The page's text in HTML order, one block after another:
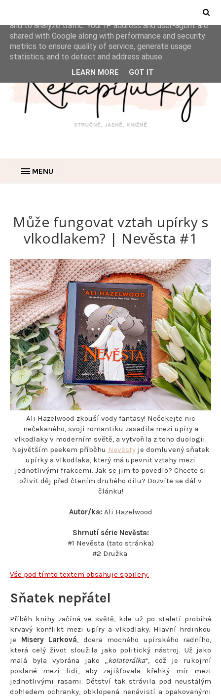
MENU
Může fungovat vztah upírky s
vlkodlakem? | Nevěsta #1
Ali Hazelwood zkouší vody fantasy! Nečekejte nic
nečekaného, svoji romantiku zasadila mezi upíry a
vlkodlaky v moderním světě, a vytvořila z toho duologii.
Největším peekem příběhu Nevěstyje domluvený sňatek
upírky a vlkodlaka, který má upevnit vztahy mezi
jednotlivými frakcemi. Jak se jim to povedlo? Chcete si
oživit děj před čtením druhého dílu? Dozvíte se dál v
článku!
Autor/ka: Ali Hazelwood
Shrnutí série Nevěsta:
#1 Nevěsta (tato stránka)
#2 Družka
Vše pod tímto textem obsahuje spoilery.
Sňatek nepřátel
Příběh knihy začíná ve světě, kde už po staletí probíhá
krvavý konflikt mezi upíry a vlkodlaky. Hlavní hrdinkou
je Misery Larková, dcera mocného upírského radního,
která celý život sloužila jako politický nástroj. Už jako
malá byla vybrána jako „kolaterálka“, což je rukojmí
poslané mezi lidi, aby zajišťovala křehký mír mezi
jednotlivými rasami. Dětství tak strávila pod neustálým
dohledem ochranky, obklopená nenávistí a opakovanými
This site uses cookies from Google to deliver its services
and to analyze traffic. Your IP address and user-agent are
shared with Google along with performance and security
metrics to ensure quality of service, generate usage
statistics, and to detect and address abuse.
LEARN MORE GOT IT